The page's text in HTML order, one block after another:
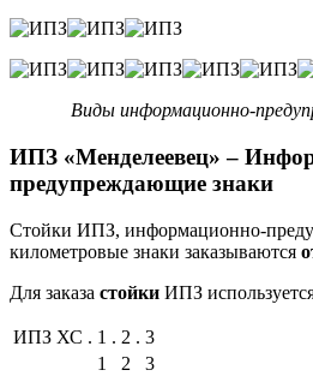
Виды информационно-
ИПЗ «Менделеевец»–
предупреждающие знаки
Стойки ИПЗ, информационно-
километровые знаки заказываются
Для заказа стойки ИПЗ
ИПЗ ХС . 1 . 2 . 3
1
2
3